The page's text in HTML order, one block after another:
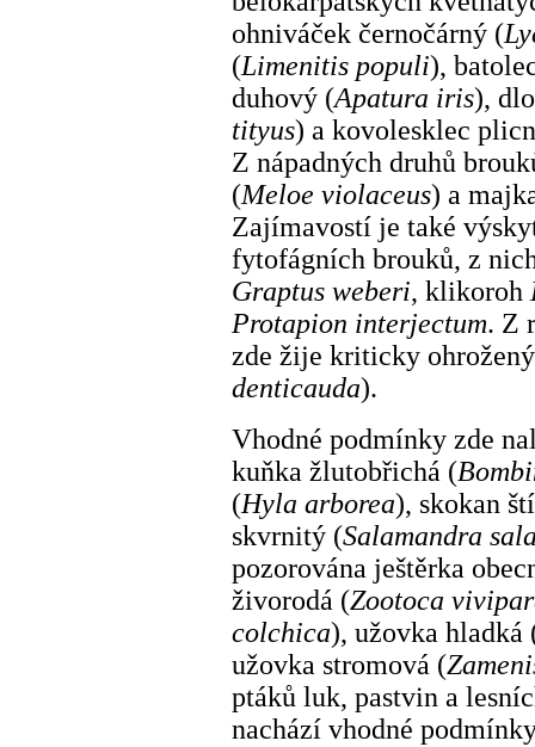
ohniváček černočárný (
(Limenitis populi),
duhový (Apatura iris),
tityus) a kovolesklec
Z nápadných druhů
(Meloe violaceus) a
Zajímavostí je také
fytofágních brouků, z
Graptus weberi, klikoroh
Protapion interjectum. Z
zde žije kriticky
denticauda).
Vhodné podmínky zde
kuňka žlutobřichá (
(Hyla arborea), skokan
skvrnitý (Salamandra
pozorována ještěrka
živorodá (Zootoca
colchica), užovka hladká
užovka stromová (
ptáků luk, pastvin a
nachází vhodné